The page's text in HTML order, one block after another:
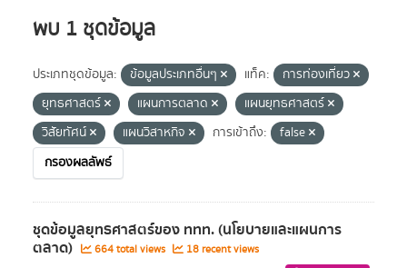
พบ 1 ชุดข้อมูล
ประเภทชุดข้อมูล: ข้อมูลประเภทอื่นๆ แท็ค:
การท่องเที่ยว
ยุทธศาสตร์
แผนการตลาด
แผนยุทธศาสตร์
วิสัยทัศน์
แผนวิสาหกิจ การเข้าถึง:
false
กรองผลลัพธ์
ชุดข้อมูลยุทธศาสตร์ของ ททท. (นโยบายและแผนการ
ตลาด) 664 total views 18 recent views